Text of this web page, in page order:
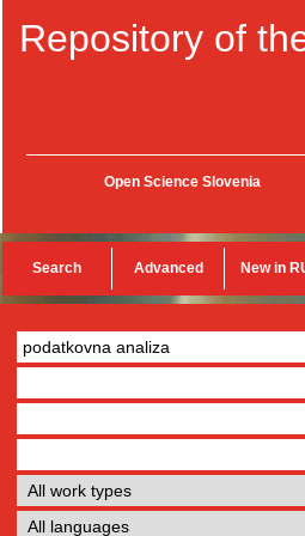
Repository of
Open Science Slovenia
Search Advanced New in